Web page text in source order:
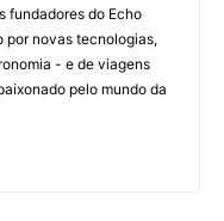
fundadores do Echo
por novas tecnologias,
- e de viagens
pelo mundo da